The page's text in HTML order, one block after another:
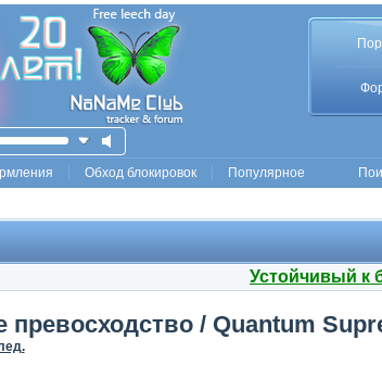
Обход блокировок Популярное
Устойчивый к
превосходство / Quantum